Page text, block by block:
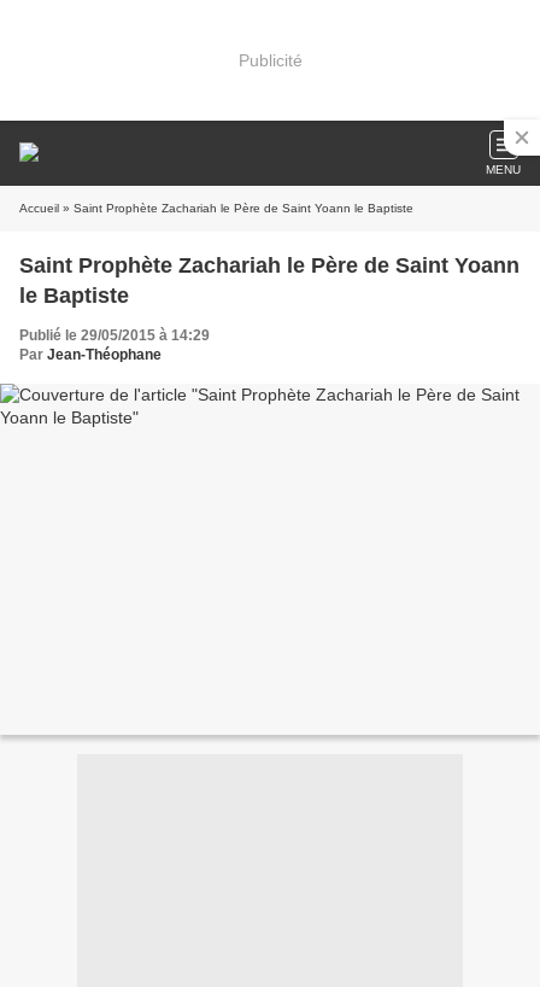
Publicité
MENU
Accueil » Saint Prophète Zachariah le Père de Saint Yoann le Baptiste
Saint Prophète Zachariah le Père de Saint Yoann
le Baptiste
Publié le 29/05/2015 à 14:29
Par Jean-Théophane